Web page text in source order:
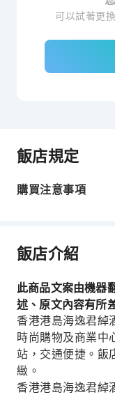
可以試著更
飯店規定
購買注意事項
飯店介紹
此商品文案由機器
述、原文內容有所
香港港島海逸君綽
時尚購物及商業中
站，交通便捷。飯
緻。
香港港島海逸君綽